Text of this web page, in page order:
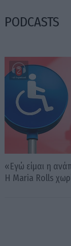
PODCASTS
«Εγώ είμαι η
Η Maria Rolls